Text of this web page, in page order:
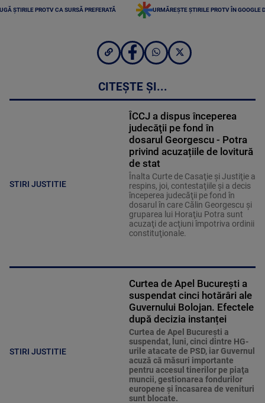
ȘTIRILE PROTV CA SURSĂ PREFERATĂ URMĂREȘTE ȘTIRILE PROTV ÎN GOOGLE
CITEȘTE ȘI...
STIRI JUSTITIE
ÎCCJ a dispus începerea
judecăţii pe fond în
dosarul Georgescu - Potra
privind acuzațiile de lovitură
de stat
Înalta Curte de Casaţie şi Justiţie a
respins, joi, contestaţiile şi a decis
începerea judecăţii pe fond în
dosarul în care Călin Georgescu şi
gruparea lui Horaţiu Potra sunt
acuzaţi de acţiuni împotriva ordinii
constituţionale.
STIRI JUSTITIE
Curtea de Apel București a
suspendat cinci hotărâri ale
Guvernului Bolojan. Efectele
după decizia instanței
Curtea de Apel Bucureşti a
suspendat, luni, cinci dintre HG-
urile atacate de PSD, iar Guvernul
acuză că măsuri importante
pentru accesul tinerilor pe piaţa
muncii, gestionarea fondurilor
europene şi încasarea de venituri
sunt blocate.